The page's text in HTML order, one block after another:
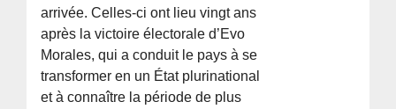
arrivée. Celles-ci ont lieu vingt ans
après la victoire électorale d’Evo
Morales, qui a conduit le pays à se
transformer en un État plurinational
et à connaître la période de plus